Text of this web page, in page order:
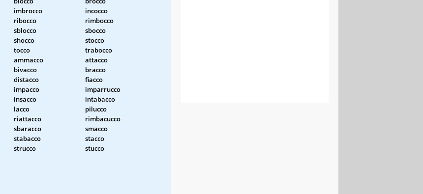
imbrocco
incocco
ribocco
rimbocco
sblocco
sbocco
shocco
stocco
tocco
trabocco
ammacco
attacco
bivacco
bracco
distacco
fiacco
impacco
imparrucco
insacco
intabacco
lacco
pilucco
riattacco
rimbacucco
sbaracco
smacco
stabacco
stacco
strucco
stucco